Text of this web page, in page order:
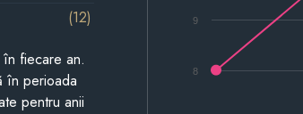
8
9
(12)
în fiecare an.
în perioada
pentru anii